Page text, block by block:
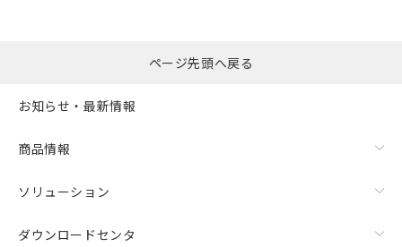
ページ先頭へ戻る
お知らせ・最新情報
商品情報
ソリューション
ダウンロードセンタ